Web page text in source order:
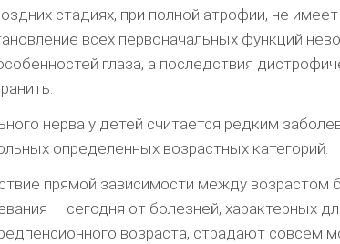
стадиях, при полной атрофии, не
всех первоначальных функций
глаза, а последствия
нерва у детей считается редким
определенных возрастных категорий.
прямой зависимости между возрастом
— сегодня от болезней, характерных
возраста, страдают совсем